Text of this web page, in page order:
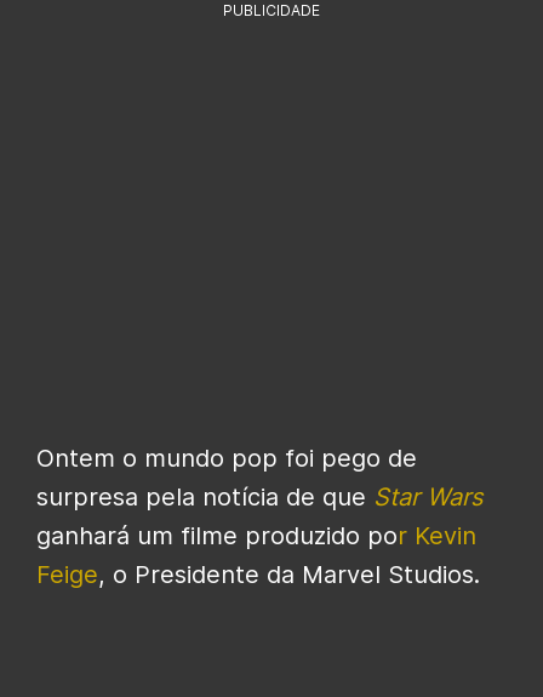
PUBLICIDADE
Ontem o mundo pop foi pego de
surpresa pela notícia de que Star Wars
ganhará um filme produzido por Kevin
Feige, o Presidente da Marvel Studios.